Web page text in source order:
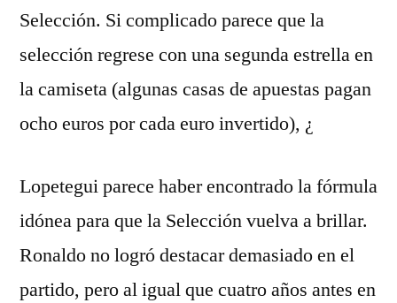
Selección. Si complicado parece que la
selección regrese con una segunda estrella en
la camiseta (algunas casas de apuestas pagan
ocho euros por cada euro invertido), ¿
Lopetegui parece haber encontrado la fórmula
idónea para que la Selección vuelva a brillar.
Ronaldo no logró destacar demasiado en el
partido, pero al igual que cuatro años antes en